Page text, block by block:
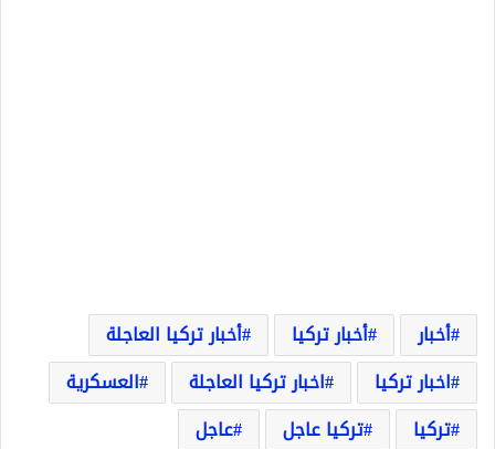
أخبار أخبار تركيا
أخبار تركيا العاجلة
اخبار تركيا
اخبار تركيا العاجلة
العسكرية
تركيا
تركيا عاجل عاجل